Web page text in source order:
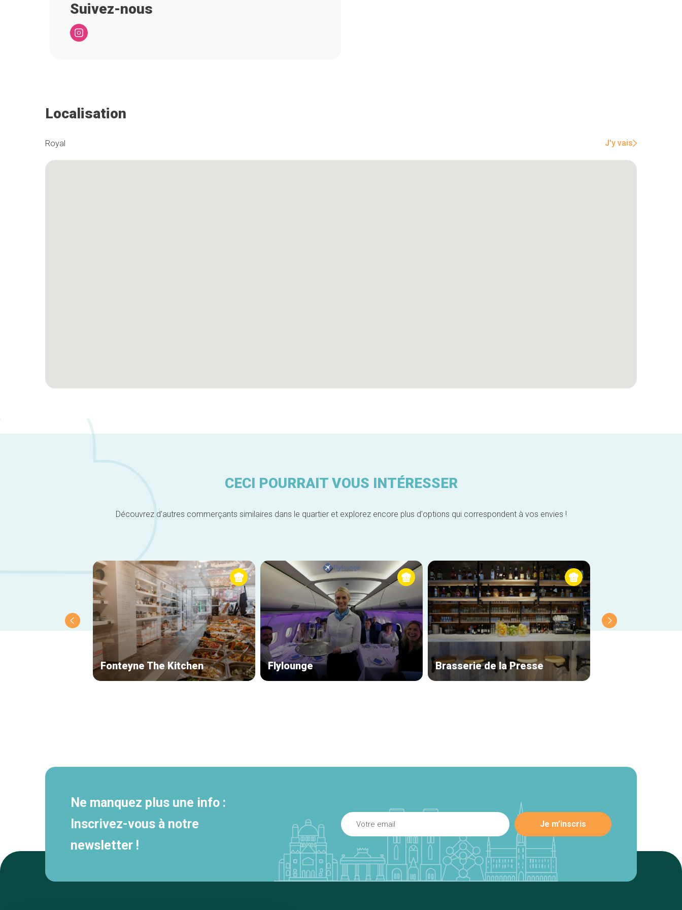
Suivez-nous
Localisation
Royal J'y vais
CECI POURRAIT VOUS INTÉRESSER
Découvrez d'autres commerçants similaires dans le quartier et explorez encore plus d'options qui correspondent à vos envies !
Fonteyne The Kitchen Flylounge Brasserie de la Presse
Ne manquez plus une info :
Inscrivez-vous à notre
newsletter !